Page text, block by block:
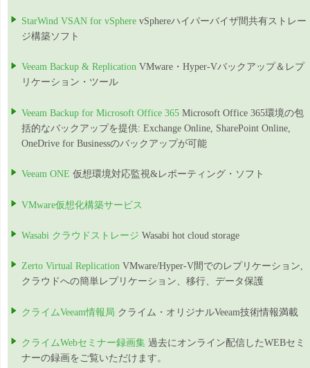
StarWind VSAN for vSphere vSphereハイパーバイザ間共有ストレー
ジ構築ソフト
Veeam Backup & Replication VMware・Hyper-Vバックアップ＆レプ
リケーション・ツール
Veeam Backup for Microsoft Office 365 Microsoft Office 365環境の包
括的なバックアップを提供: Exchange Online, SharePoint Online,
OneDrive for Businessのバックアップが可能
Veeam ONE 仮想環境対応監視&レポーティング・ソフト
VMware仮想化構築サービス
Wasabi クラウドストレージ Wasabi hot cloud storage
Zerto Virtual Replication VMware/Hyper-V間でのレプリケーション,
クラウドへの簡単レプリケーション、移行、データ保護
クライムVeeam情報局 クライム・オリジナルVeeam技術情報満載
クライムWebセミナー録画集 過去にオンライン配信したWEBセミ
ナーの録画をご覧いただけます。